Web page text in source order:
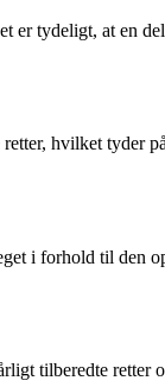
er tydeligt, at en
hvilket tyder
i forhold til den
tilberedte retter